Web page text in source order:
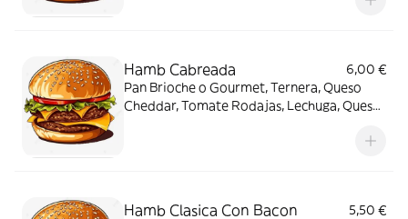
Hamb Cabreada
6,00 €
Pan Brioche o Gourmet, Ternera, Queso
Cheddar, Tomate Rodajas, Lechuga, Queso
Hamb Clasica Con Bacon 5,50 €